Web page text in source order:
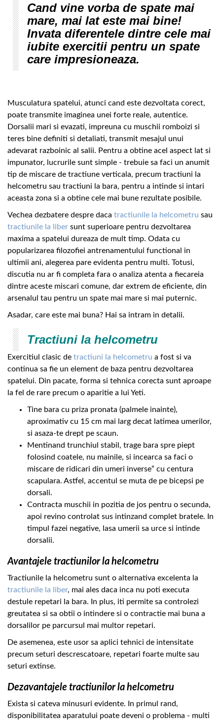
Cand vine vorba de spate mai
mare, mai lat este mai bine!
Invata diferentele dintre cele mai
iubite exercitii pentru un spate
care impresioneaza.
Musculatura spatelui, atunci cand este dezvoltata corect,
poate transmite imaginea unei forte reale, autentice.
Dorsalii mari si evazati, impreuna cu muschii romboizi si
teres bine definiti si detaliati, transmit mesajul unui
adevarat razboinic al salii. Pentru a obtine acel aspect lat si
impunator, lucrurile sunt simple - trebuie sa faci un anumit
tip de miscare de tractiune verticala, precum tractiuni la
helcometru sau tractiuni la bara, pentru a intinde si intari
aceasta zona si a obtine cele mai bune rezultate posibile.
Vechea dezbatere despre daca tractiunile la helcometru sau
tractiunile la liber sunt superioare pentru dezvoltarea
maxima a spatelui dureaza de mult timp. Odata cu
popularizarea filozofiei antrenamentului functional in
ultimii ani, alegerea pare evidenta pentru multi. Totusi,
discutia nu ar fi completa fara o analiza atenta a fiecareia
dintre aceste miscari comune, dar extrem de eficiente, din
arsenalul tau pentru un spate mai mare si mai puternic.
Asadar, care este mai buna? Hai sa intram in detalii.
Tractiuni la helcometru
Exercitiul clasic de tractiuni la helcometru a fost si va
continua sa fie un element de baza pentru dezvoltarea
spatelui. Din pacate, forma si tehnica corecta sunt aproape
la fel de rare precum o aparitie a lui Yeti.
Tine bara cu priza pronata (palmele inainte),
aproximativ cu 15 cm mai larg decat latimea umerilor,
si asaza-te drept pe scaun.
Mentinand trunchiul stabil, trage bara spre piept
folosind coatele, nu mainile, si incearca sa faci o
miscare de ridicari din umeri inverse” cu centura
scapulara. Astfel, accentul se muta de pe bicepsi pe
dorsali.
Contracta muschii in pozitia de jos pentru o secunda,
apoi revino controlat sus intinzand complet bratele. In
timpul fazei negative, lasa umerii sa urce si intinde
dorsalii.
Avantajele tractiunilor la helcometru
Tractiunile la helcometru sunt o alternativa excelenta la
tractiunile la liber, mai ales daca inca nu poti executa
destule repetari la bara. In plus, iti permite sa controlezi
greutatea si sa obtii o intindere si o contractie mai buna a
dorsalilor pe parcursul mai multor repetari.
De asemenea, este usor sa aplici tehnici de intensitate
precum seturi descrescatoare, repetari foarte multe sau
seturi extinse.
Dezavantajele tractiunilor la helcometru
Exista si cateva minusuri evidente. In primul rand,
disponibilitatea aparatului poate deveni o problema - multi